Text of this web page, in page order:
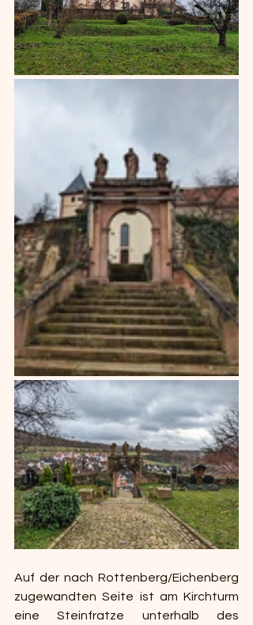
Auf der nach Rottenberg/Eichenberg
zugewandten Seite ist am Kirchturm
eine Steinfratze unterhalb des